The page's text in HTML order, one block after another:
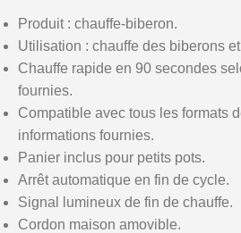
Produit : chauffe-biberon.
Utilisation : chauffe des biberons
Chauffe rapide en 90 secondes
fournies.
Compatible avec tous les formats
informations fournies.
Panier inclus pour petits pots.
Arrêt automatique en fin de cycle.
Signal lumineux de fin de chauffe.
Cordon maison amovible.